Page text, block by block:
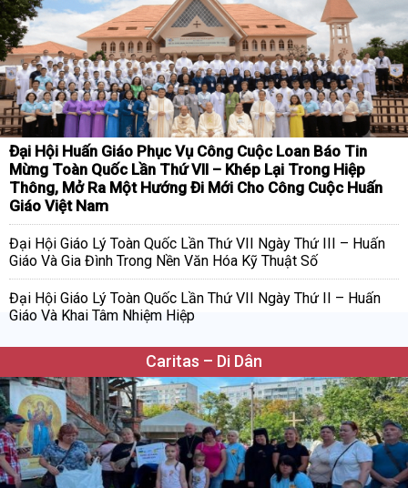
Đại Hội Huấn Giáo Phục Vụ Công Cuộc Loan Báo Tin
Mừng Toàn Quốc Lần Thứ VII – Khép Lại Trong Hiệp
Thông, Mở Ra Một Hướng Đi Mới Cho Công Cuộc Huấn
Giáo Việt Nam
Đại Hội Giáo Lý Toàn Quốc Lần Thứ VII Ngày Thứ III – Huấn
Giáo Và Gia Đình Trong Nền Văn Hóa Kỹ Thuật Số
Đại Hội Giáo Lý Toàn Quốc Lần Thứ VII Ngày Thứ II – Huấn
Giáo Và Khai Tâm Nhiệm Hiệp
Caritas – Di Dân